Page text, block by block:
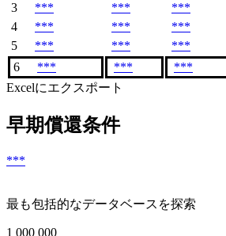
3
*** *** ***
4
*** *** ***
5
*** *** ***
6
*** *** ***
Excelにエクスポート
早期償還条件
***
最も包括的なデータベースを探索
1 000 000